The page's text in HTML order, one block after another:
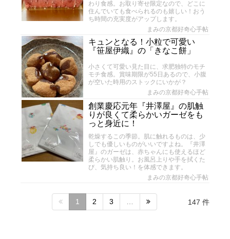
わり食感。お取り寄せ限定なので、どこに
住んでいても食べられるのも嬉しい！おう
ち時間の充実度がアップします。
まみの京都好奇心手帖
キュンとなる！小粒で可愛い
『笹屋伊織』の「きなこ餅」
小さくて可愛い見た目に、求肥独特のモチ
モチ食感。賞味期限が55日あるので、小腹
が空いた時用のストックにいかが？
まみの京都好奇心手帖
創業慶応元年『井澤屋』の肌触
りが良くて柔らかいガーゼをも
っと身近に！
乾燥するこの季節。肌に触れるものは、少
しでも優しいものがいいですよね。『井澤
屋』のガーゼは、赤ちゃんにも使えるほど
柔らかい肌触り。お風呂上りや手を拭くた
び、気持ち良い！を体感できます。
まみの京都好奇心手帖
147 件
1 2 3